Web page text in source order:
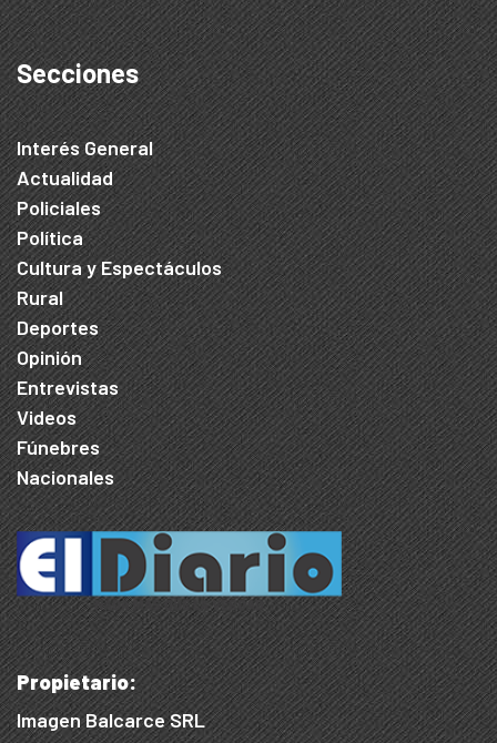
Secciones
Interés General
Actualidad
Policiales
Política
Cultura y Espectáculos
Rural
Deportes
Opinión
Entrevistas
Videos
Fúnebres
Nacionales
Propietario:
Imagen Balcarce SRL